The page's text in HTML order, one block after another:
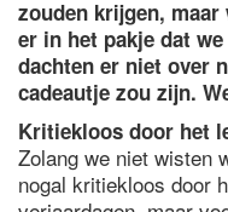
zouden krijgen, maar
er in het pakje dat
dachten er niet over
cadeautje zou zijn.
Kritiekloos door het
Zolang we niet wisten
nogal kritiekloos door